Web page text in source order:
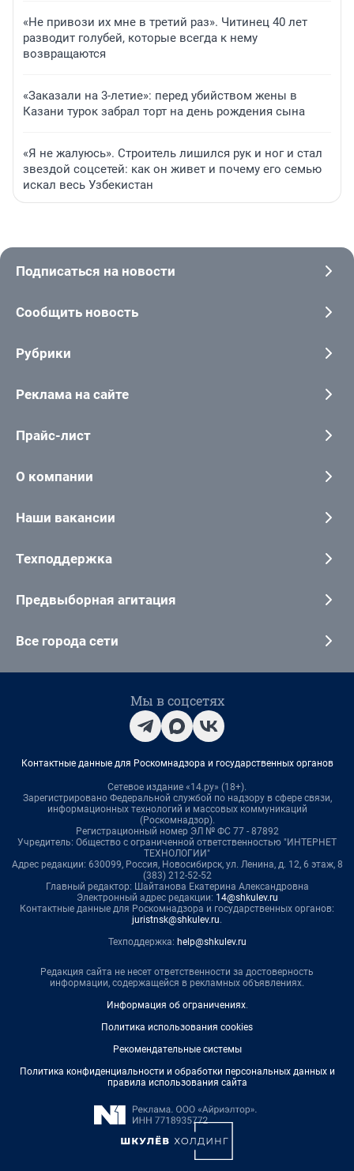
«Не привози их мне в третий раз». Читинец 40 лет
разводит голубей, которые всегда к нему
возвращаются
«Заказали на 3-летие»: перед убийством жены в
Казани турок забрал торт на день рождения сына
«Я не жалуюсь». Строитель лишился рук и ног и стал
звездой соцсетей: как он живет и почему его семью
искал весь Узбекистан
Подписаться на новости
Сообщить новость
Рубрики
Реклама на сайте
Прайс-лист
О компании
Наши вакансии
Техподдержка
Предвыборная агитация
Все города сети
Мы в соцсетях
Контактные данные для Роскомнадзора и государственных органов
Сетевое издание «14.ру» (18+).
Зарегистрировано Федеральной службой по надзору в сфере связи,
информационных технологий и массовых коммуникаций
(Роскомнадзор).
Регистрационный номер ЭЛ № ФС 77 - 87892
Учредитель: Общество с ограниченной ответственностью "ИНТЕРНЕТ
ТЕХНОЛОГИИ"
Адрес редакции: 630099, Россия, Новосибирск, ул. Ленина, д. 12, 6 этаж, 8
(383) 212-52-52
Главный редактор: Шайтанова Екатерина Александровна
Электронный адрес редакции: 14@shkulev.ru
Контактные данные для Роскомнадзора и государственных органов:
juristnsk@shkulev.ru.
Техподдержка: help@shkulev.ru
Редакция сайта не несет ответственности за достоверность
информации, содержащейся в рекламных объявлениях.
Информация об ограничениях.
Политика использования cookies
Рекомендательные системы
Политика конфиденциальности и обработки персональных данных и
правила использования сайта